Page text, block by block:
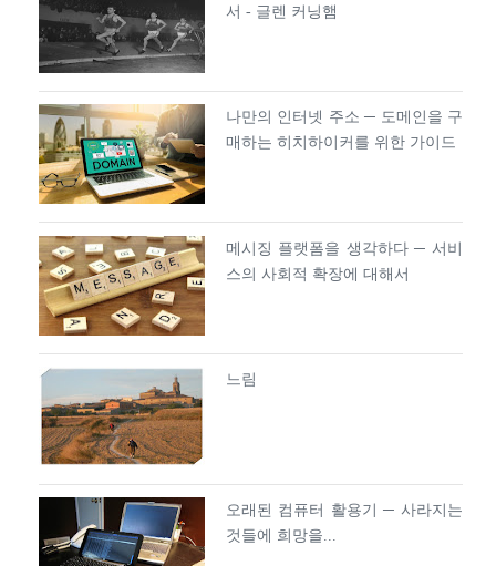
서 - 글렌 커닝햄
나만의 인터넷 주소 ─ 도메인을 구
매하는 히치하이커를 위한 가이드
메시징 플랫폼을 생각하다 ─ 서비
스의 사회적 확장에 대해서
느림
오래된 컴퓨터 활용기 ─ 사라지는
것들에 희망을...